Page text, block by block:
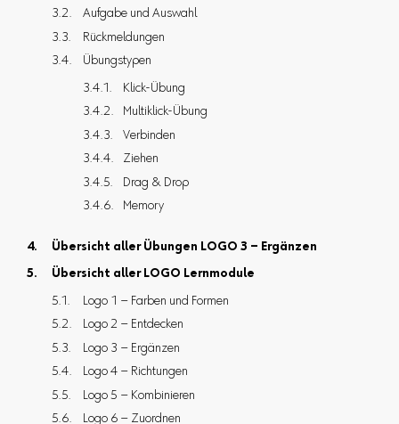
Aufgabe und Auswahl
Rückmeldungen
Übungstypen
Klick-Übung
Multiklick-Übung
Verbinden
Ziehen
Drag & Drop
Memory
Übersicht aller Übungen LOGO 3 – Ergänzen
Übersicht aller LOGO Lernmodule
Logo 1 – Farben und Formen
Logo 2 – Entdecken
Logo 3 – Ergänzen
Logo 4 – Richtungen
Logo 5 – Kombinieren
Logo 6 – Zuordnen